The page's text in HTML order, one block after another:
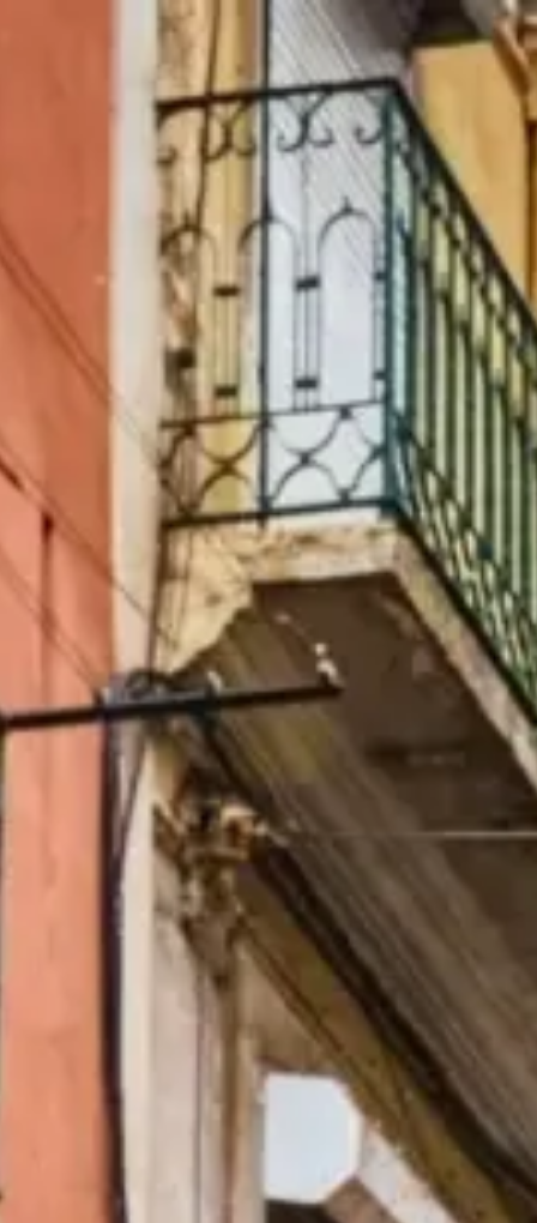
星期六, 八月 8, 2026
葡萄牙·里斯本 — 拜沙、阿尔法玛、贝伦与塔霍河畔